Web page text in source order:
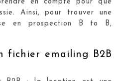
en compte pour que
Ainsi, pour trouver une
en prospection B to B,
fichier emailing B2B